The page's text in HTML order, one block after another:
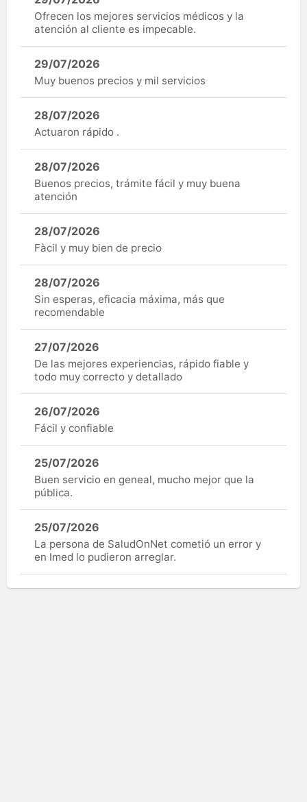
Ofrecen los mejores servicios médicos y la
atención al cliente es impecable.
29/07/2026
Muy buenos precios y mil servicios
28/07/2026
Actuaron rápido .
28/07/2026
Buenos precios, trámite fácil y muy buena
atención
28/07/2026
Fàcil y muy bien de precio
28/07/2026
Sin esperas, eficacia máxima, más que
recomendable
27/07/2026
De las mejores experiencias, rápido fiable y
todo muy correcto y detallado
26/07/2026
Fácil y confiable
25/07/2026
Buen servicio en geneal, mucho mejor que la
pública.
25/07/2026
La persona de SaludOnNet cometió un error y
en Imed lo pudieron arreglar.